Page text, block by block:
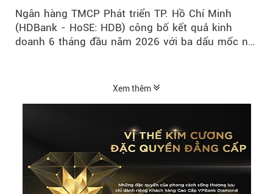
mới trên thị trường vốn quốc tế
Ngân hàng TMCP Phát triển TP. Hồ Chí Minh
(HDBank - HoSE: HDB) công bố kết quả kinh
doanh 6 tháng đầu năm 2026 với ba dấu mốc nổi
Xem thêm